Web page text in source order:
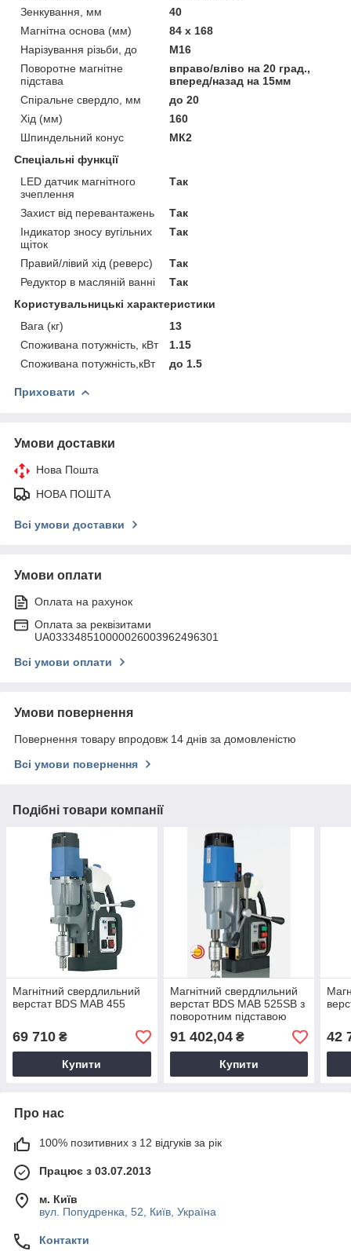
Зенкування, мм
40
Магнітна основа (мм)
84 х 168
Нарізування різьби, до
М16
Поворотне магнітне
підстава
вправо/вліво на 20 град.,
вперед/назад на 15мм
Спіральне свердло, мм
до 20
Хід (мм)
160
Шпиндельний конус
МК2
Спеціальні функції
LED датчик магнітного
зчеплення
Так
Захист від перевантажень
Так
Індикатор зносу вугільних
щіток
Так
Правий/лівий хід (реверс)
Так
Редуктор в масляній ванні
Так
Користувальницькі характеристики
Вага (кг)
13
Споживана потужність, кВт
1.15
Споживана потужність,кВт
до 1.5
Приховати
Умови доставки
Нова Пошта
НОВА ПОШТА
Всі умови доставки
Умови оплати
Оплата на рахунок
Оплата за реквізитами
UA033348510000026003962496301
Всі умови оплати
Умови повернення
Повернення товару впродовж 14 днів за домовленістю
Всі умови повернення
Подібні товари компанії
Магнітний свердлильний
верстат BDS MAB 455
69 710 ₴
Купити
Магнітний свердлильний
верстат BDS MAB 525SB з
поворотним підставою
91 402,04₴
Купити
42
Про нас
100% позитивних з 12 відгуків за рік
Працює з 03.07.2013
м. Київ
вул. Попудренка, 52, Київ, Україна
Контакти